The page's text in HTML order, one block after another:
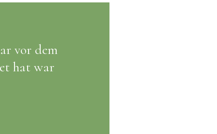
Wohnung,